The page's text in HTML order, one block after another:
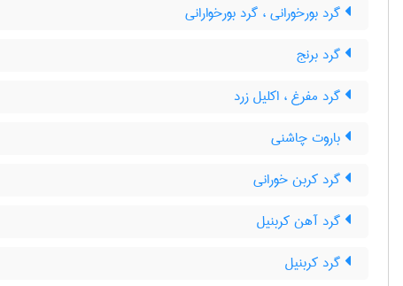
گرد بورخورانی ، گرد بورخوارانی
گرد برنج
گرد مفرغ ، اکلیل زرد
باروت چاشنی
گرد کربن خورانی
گرد آهن کربنیل
گرد کربنیل